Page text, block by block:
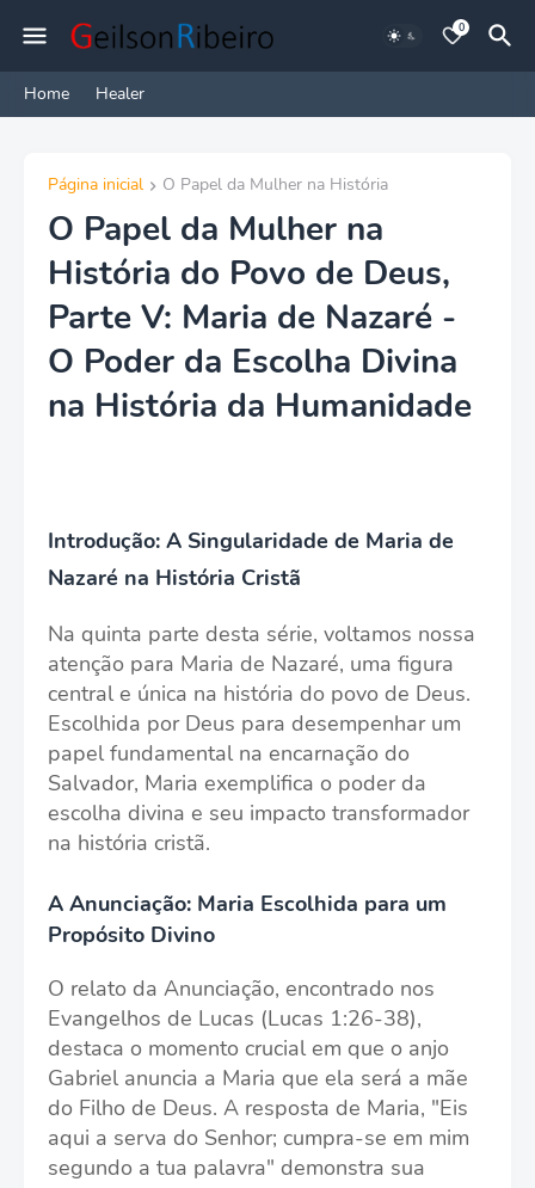
0
Home Healer
Página inicial O Papel da Mulher na História
O Papel da Mulher na
História do Povo de Deus,
Parte V: Maria de Nazaré -
O Poder da Escolha Divina
na História da Humanidade
Introdução: A Singularidade de Maria de
Nazaré na História Cristã
Na quinta parte desta série, voltamos nossa
atenção para Maria de Nazaré, uma figura
central e única na história do povo de Deus.
Escolhida por Deus para desempenhar um
papel fundamental na encarnação do
Salvador, Maria exemplifica o poder da
escolha divina e seu impacto transformador
na história cristã.
A Anunciação: Maria Escolhida para um
Propósito Divino
O relato da Anunciação, encontrado nos
Evangelhos de Lucas (Lucas 1:26-38),
destaca o momento crucial em que o anjo
Gabriel anuncia a Maria que ela será a mãe
do Filho de Deus. A resposta de Maria, "Eis
aqui a serva do Senhor; cumpra-se em mim
segundo a tua palavra" demonstra sua